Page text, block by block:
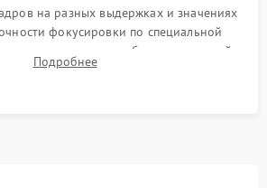
на разных выдержках и значениях
фокусировки по специальной
на карту памяти, работы встроенной
и всех кнопок управления.
Подробнее